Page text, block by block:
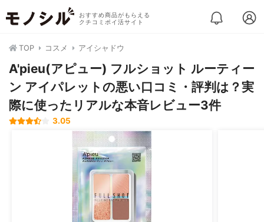
おすすめ商品がもらえる
クチコミポイ活サイト
TOP コスメ アイシャドウ
A'pieu(アピュー) フルショット ルーティー
ン アイパレットの悪い口コミ・評判は？実
際に使ったリアルな本音レビュー3件
3.05